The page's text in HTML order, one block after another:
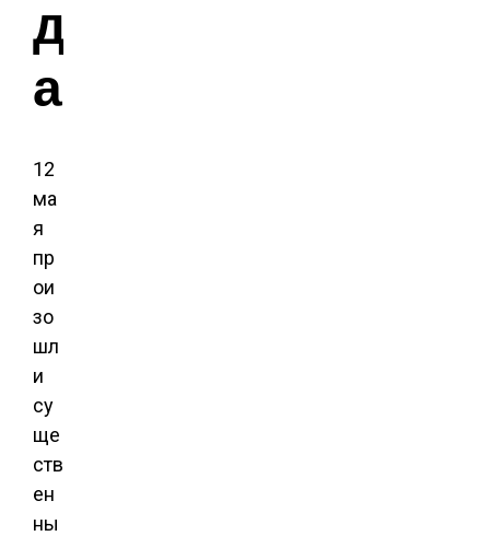
д
а
12
ма
я
пр
ои
зо
шл
и
су
ще
ств
ен
ны